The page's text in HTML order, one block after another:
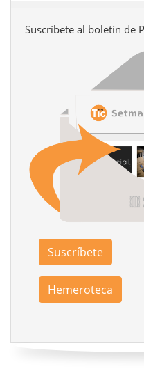
Suscríbete al boletín de
Suscríbete
Hemeroteca